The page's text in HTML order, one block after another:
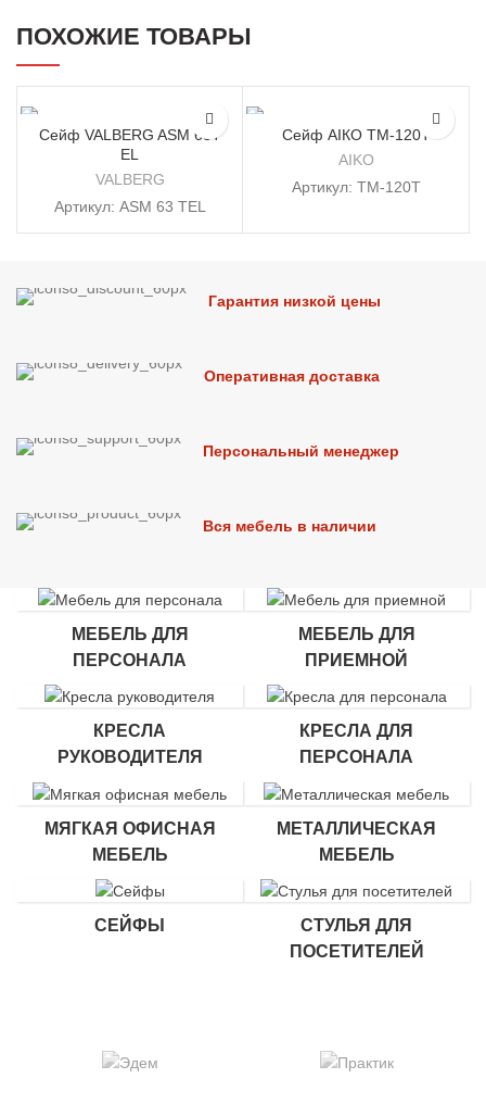
ПОХОЖИЕ ТОВАРЫ
Сейф VALBERG ASM 63T
EL
VALBERG
Артикул: ASM 63 TEL
Сейф АIКО ТМ-120T
AIKO
Артикул: ТМ-120T
Гарантия низкой цены
Оперативная доставка
Персональный менеджер
Вся мебель в наличии
МЕБЕЛЬ ДЛЯ
ПЕРСОНАЛА
МЕБЕЛЬ ДЛЯ
ПРИЕМНОЙ
КРЕСЛА
РУКОВОДИТЕЛЯ
КРЕСЛА ДЛЯ
ПЕРСОНАЛА
МЯГКАЯ ОФИСНАЯ
МЕБЕЛЬ
МЕТАЛЛИЧЕСКАЯ
МЕБЕЛЬ
СЕЙФЫ
СТУЛЬЯ ДЛЯ
ПОСЕТИТЕЛЕЙ